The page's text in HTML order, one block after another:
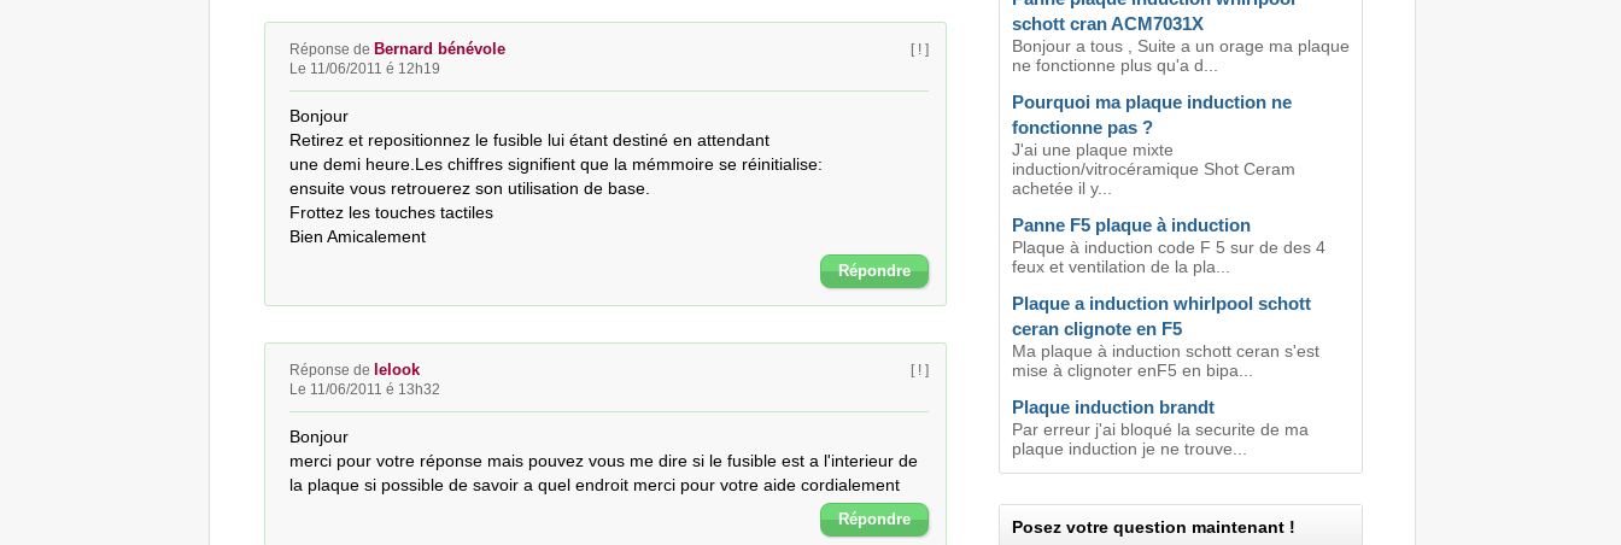
Réponse de Bernard bénévole
Le 11/06/2011 é 12h19
[ ! ]
Bonjour
Retirez et repositionnez le fusible lui étant destiné en attendant
une demi heure.Les chiffres signifient que la mémmoire se réinitialise:
ensuite vous retrouerez son utilisation de base.
Frottez les touches tactiles
Bien Amicalement
Répondre
Réponse de lelook
Le 11/06/2011 é 13h32
[ ! ]
Bonjour
merci pour votre réponse mais pouvez vous me dire si le fusible est a l'interieur de
la plaque si possible de savoir a quel endroit merci pour votre aide cordialement
Répondre
schott cran ACM7031X
Bonjour a tous , Suite a un orage ma plaque
ne fonctionne plus qu'a d...
Pourquoi ma plaque induction ne
fonctionne pas ?
J'ai une plaque mixte
induction/vitrocéramique Shot Ceram
achetée il y...
Panne F5 plaque à induction
Plaque à induction code F 5 sur de des 4
feux et ventilation de la pla...
Plaque a induction whirlpool schott
ceran clignote en F5
Ma plaque à induction schott ceran s'est
mise à clignoter enF5 en bipa...
Plaque induction brandt
Par erreur j'ai bloqué la securite de ma
plaque induction je ne trouve...
Posez votre question maintenant !